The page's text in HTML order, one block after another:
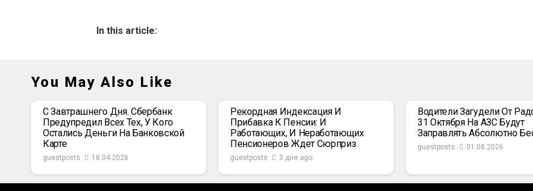
In this article:
You May Also Like
С Завтрашнего Дня. Сбербанк
Предупредил Всех Тех, У Кого
Остались Деньги На Банковской
Карте
guestposts 18.04.2026
Рекордная Индексация И
Прибавка К Пенсии: И
Работающих, И Неработающих
Пенсионеров Ждет Сюрприз
guestposts 3 дня ago
Водители Загудели От
31 Октября На АЗС Будут
Заправлять Абсолютно
guestposts 01.08.2026